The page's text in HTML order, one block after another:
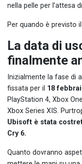
nella pelle per l’attesa
Per quando è previsto
La data di
finalmente
Inizialmente la fase di
fissata per il 18
PlayStation 4, Xbox
Xbox Series XIS.
Ubisoft è stata
Cry 6.
Quanto dovranno